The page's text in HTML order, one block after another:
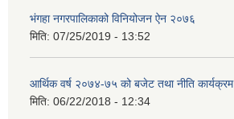
भंगहा नगरपालिकाको विनियोजन ऐन २०७६
मिति: 07/25/2019 - 13:52
आर्थिक वर्ष २०७४-७५ को बजेट तथा नीति कार्यक्रम
मिति: 06/22/2018 - 12:34